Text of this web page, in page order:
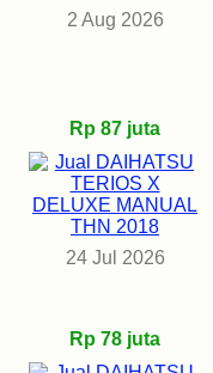
2 Aug 2026
Rp 87 juta
24 Jul 2026
Rp 78 juta